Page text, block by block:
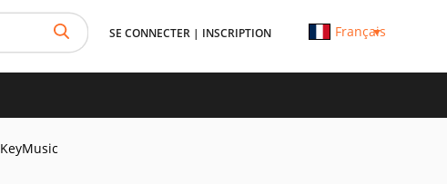
SE CONNECTER | INSCRIPTION Français
KeyMusic